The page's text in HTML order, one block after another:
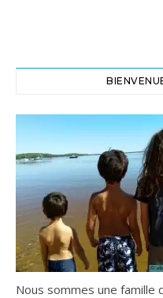
Nous sommes une